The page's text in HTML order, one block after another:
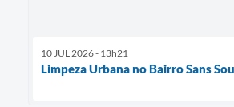
10 JUL 2026 - 13h21
Limpeza Urbana no Bairro Sans